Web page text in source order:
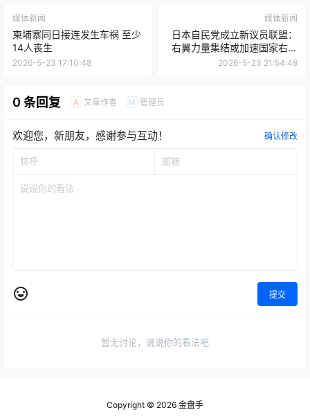
媒体新闻
柬埔寨同日接连发生车祸 至少
14人丧生
2026-5-23 17:10:48
媒体新闻
日本自民党成立新议员联盟：
右翼力量集结或加速国家右倾
化
2026-5-23 21:54:48
0 条回复 A 文章作者 M 管理员
欢迎您，新朋友，感谢参与互动！ 确认修改
提交
暂无讨论，说说你的看法吧
Copyright © 2026 金盘手